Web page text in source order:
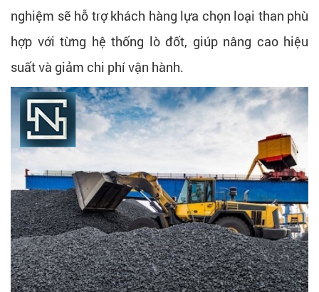
nghiệm sẽ hỗ trợ khách hàng lựa chọn loại than phù
hợp với từng hệ thống lò đốt, giúp nâng cao hiệu
suất và giảm chi phí vận hành.